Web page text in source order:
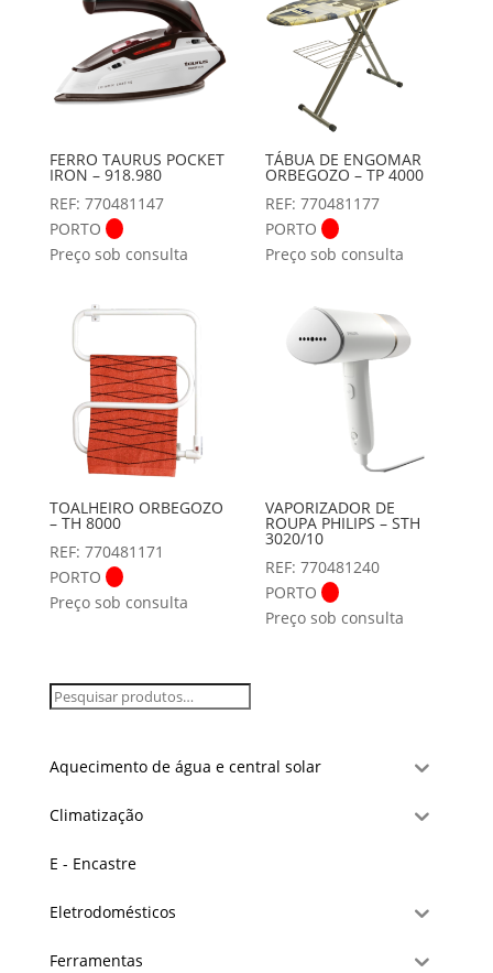
FERRO TAURUS POCKET
IRON – 918.980
REF: 770481147
PORTO
Preço sob consulta
TÁBUA DE ENGOMAR
ORBEGOZO – TP 4000
REF: 770481177
PORTO
Preço sob consulta
TOALHEIRO ORBEGOZO
– TH 8000
REF: 770481171
PORTO
Preço sob consulta
VAPORIZADOR DE
ROUPA PHILIPS – STH
3020/10
REF: 770481240
PORTO
Preço sob consulta
Aquecimento de água e central solar
Climatização
E - Encastre
Eletrodomésticos
Ferramentas